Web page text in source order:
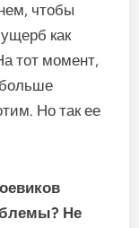
чтобы
как
тот момент,
Но так ее
Не